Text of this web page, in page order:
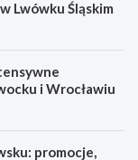
Lwówku Śląskim
i Wrocławiu
promocje,